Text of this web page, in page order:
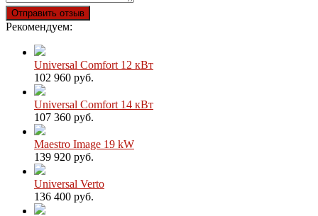
Отправить отзыв
Рекомендуем:
Universal Comfort 12 кВт
102 960 руб.
Universal Comfort 14 кВт
107 360 руб.
Maestro Image 19 kW
139 920 руб.
Universal Verto
136 400 руб.